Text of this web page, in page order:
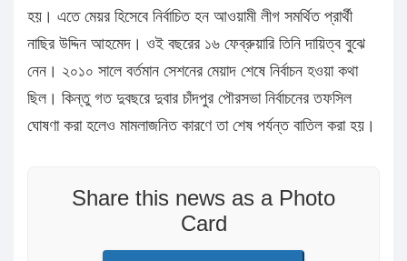
হয়। এতে মেয়র হিসেবে নির্বাচিত হন আওয়ামী লীগ সমর্থিত প্রার্থী
নাছির উদ্দিন আহমেদ। ওই বছরের ১৬ ফেব্রুয়ারি তিনি দায়িত্ব বুঝে
নেন। ২০১০ সালে বর্তমান সেশনের মেয়াদ শেষে নির্বাচন হওয়া কথা
ছিল। কিন্তু গত দুবছরে দুবার চাঁদপুর পৌরসভা নির্বাচনের তফসিল
ঘোষণা করা হলেও মামলাজনিত কারণে তা শেষ পর্যন্ত বাতিল করা হয়।
Share this news as a Photo
Card